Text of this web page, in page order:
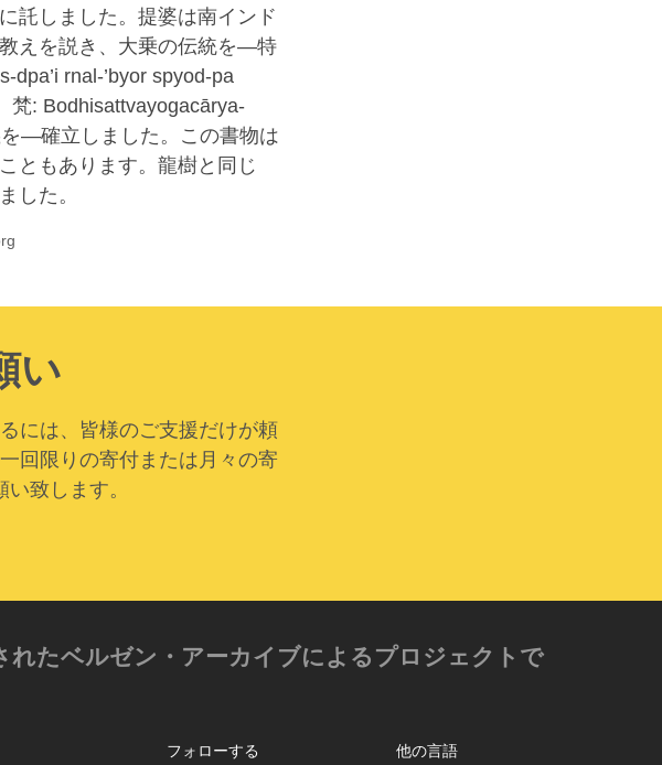
託しました。提婆は南インド
えを説き、大乗の伝統を―特
rnal-’byor spyod-pa
梵: Bodhisattvayogacārya-
―確立しました。この書物は
ともあります。龍樹と同じ
した。
い
には、皆様のご支援だけが頼
回限りの寄付または月々の寄
致します。
たベルゼン・アーカイブによるプロジェクトで
他の言語
フォローする